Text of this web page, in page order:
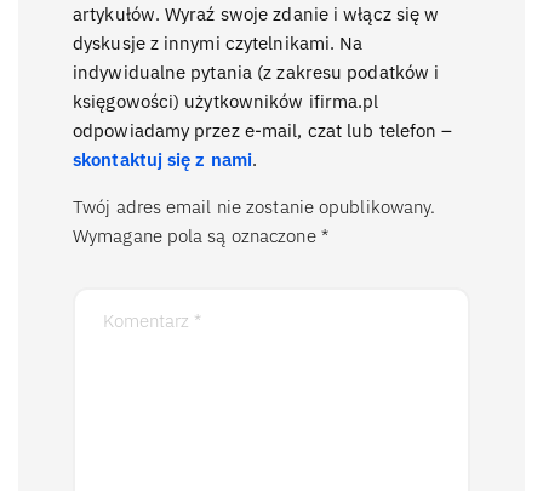
artykułów. Wyraź swoje zdanie i włącz się w
dyskusje z innymi czytelnikami. Na
indywidualne pytania (z zakresu podatków i
księgowości) użytkowników ifirma.pl
odpowiadamy przez e-mail, czat lub telefon –
skontaktuj się z nami.
Twój adres email nie zostanie opublikowany.
Wymagane pola są oznaczone *